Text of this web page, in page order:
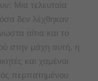
Μια τελευταία
δεν λέχθηκαν
αίτια και το
στην μάχη αυτή, η
και χαμένοι
περπατημένου